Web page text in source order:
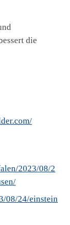
die
2023/08/2
08/24/einstein